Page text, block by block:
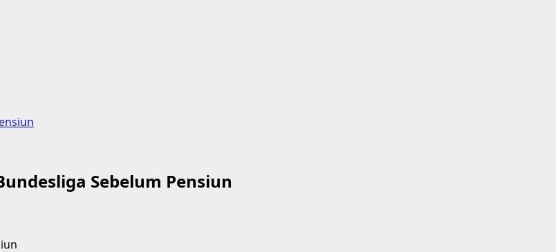
Sebelum Pensiun